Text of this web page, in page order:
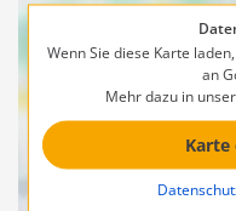
Wenn Sie diese Karte
an
Mehr dazu in
Karte